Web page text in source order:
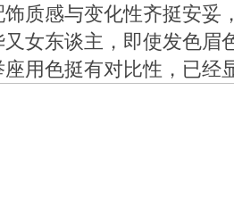
质感与变化性齐挺安妥
女东谈主，即使发色眉
用色挺有对比性，已经